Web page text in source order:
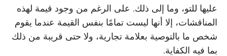
عليها للتو، وما إلى ذلك. على الرغم من وجود قيمة لهذه
المناقشات، إلا أنها ليست تمامًا بنفس القيمة عندما يقوم
شخص ما بالتوصية بعلامة تجارية، ولا حتى قريبة من ذلك
بما فيه الكفاية.